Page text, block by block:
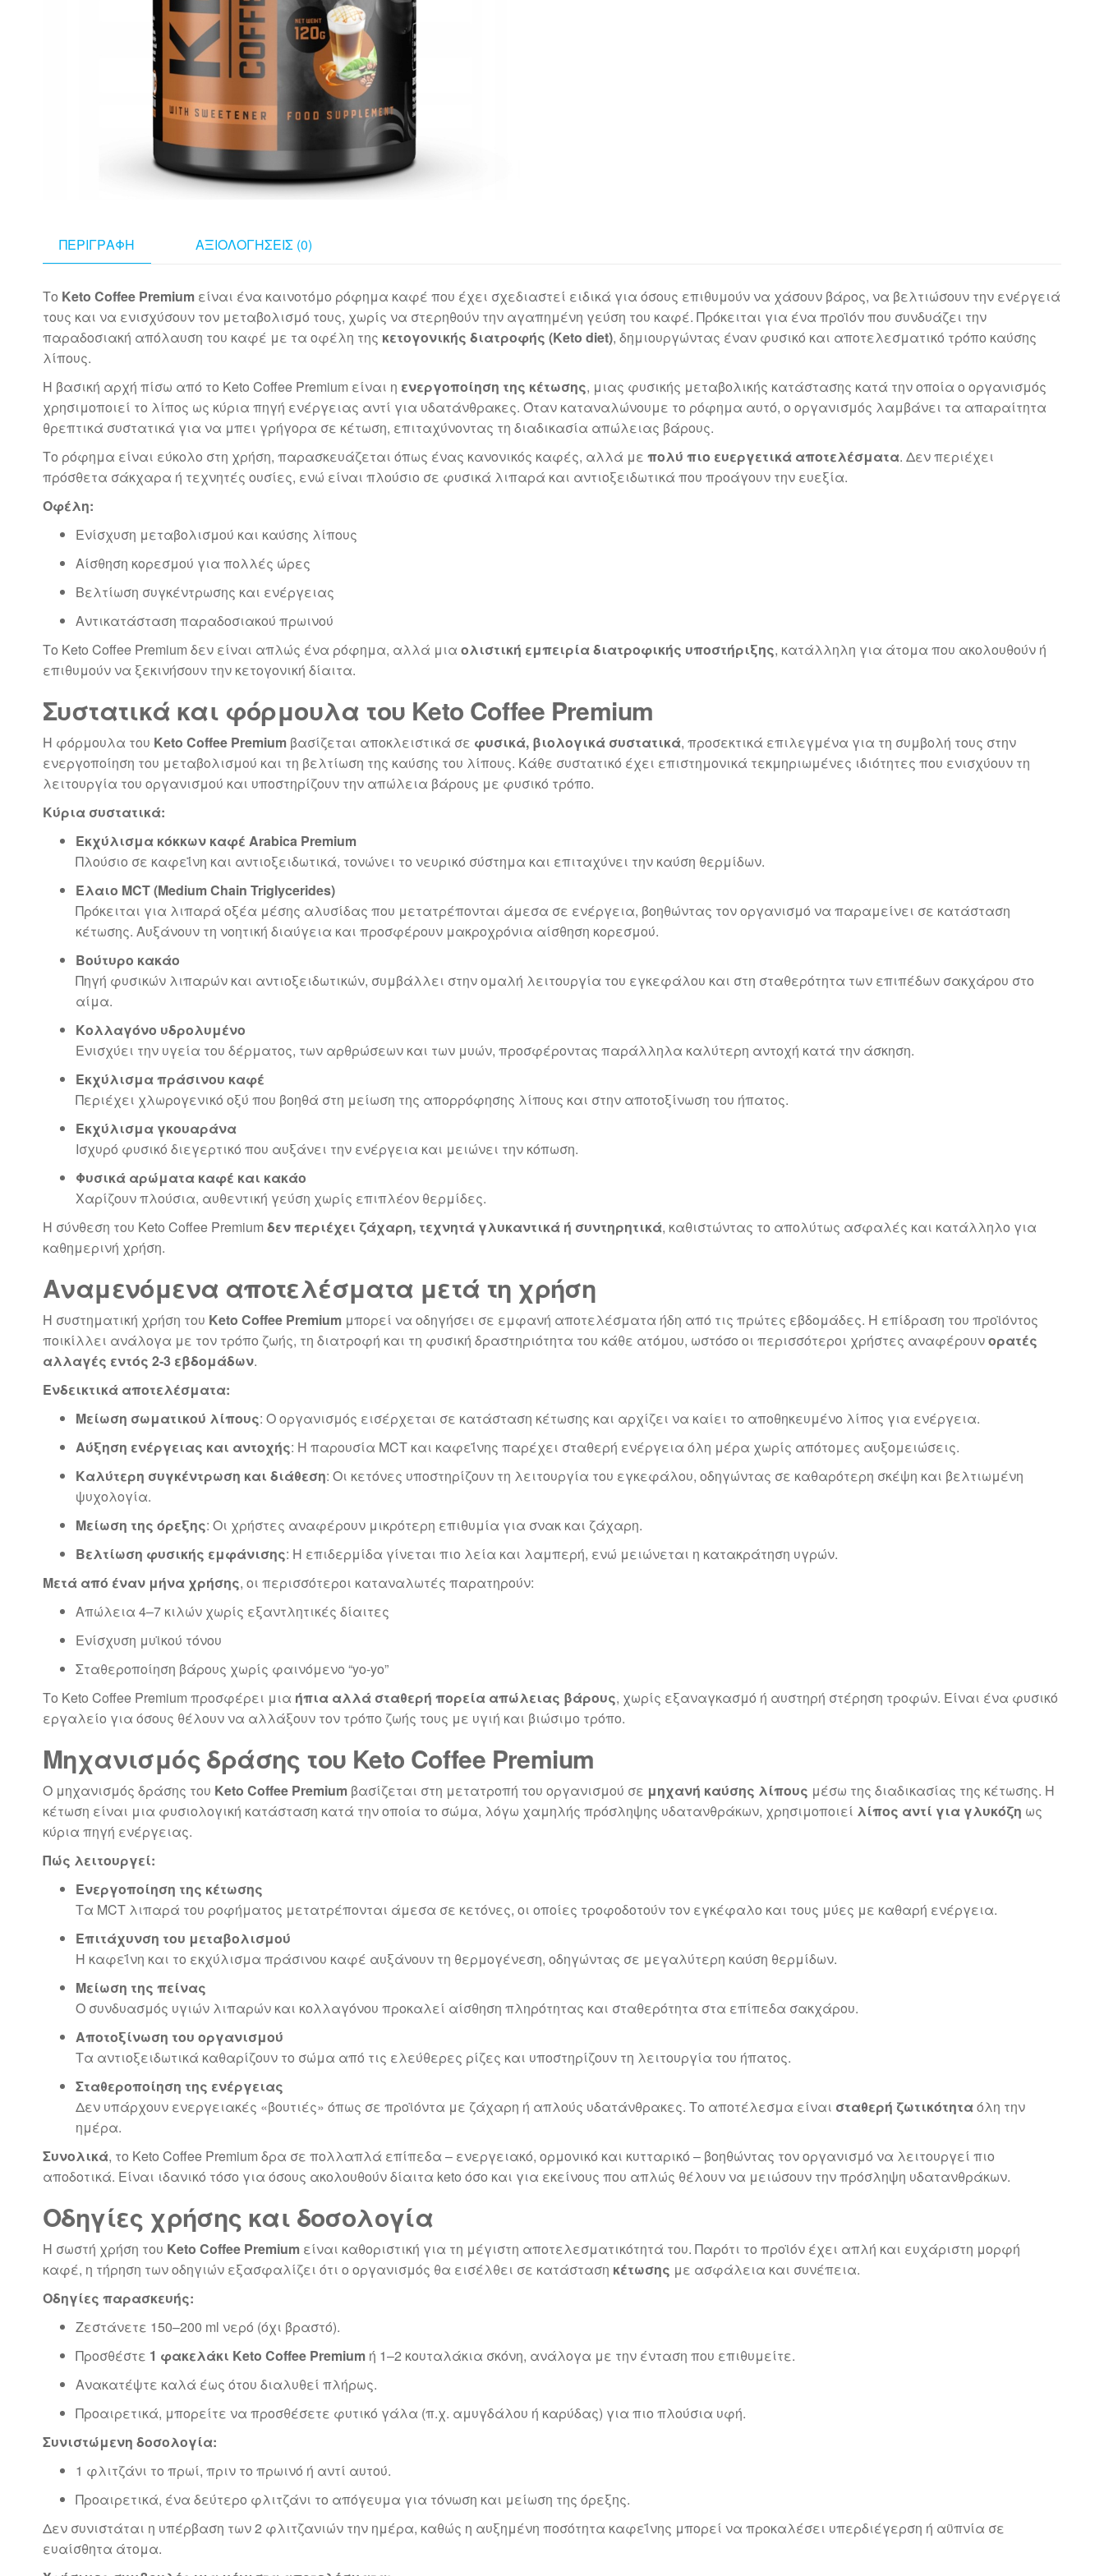
ΠΕΡΙΓΡΑΦΉ ΑΞΙΟΛΟΓΉΣΕΙΣ (0)
Το Keto Coffee Premium είναι ένα καινοτόμο ρόφημα καφέ που έχει σχεδιαστεί ειδικά για όσους επιθυμούν να χάσουν βάρος, να βελτιώσουν την ενέργειά
τους και να ενισχύσουν τον μεταβολισμό τους, χωρίς να στερηθούν την αγαπημένη γεύση του καφέ. Πρόκειται για ένα προϊόν που συνδυάζει την
παραδοσιακή απόλαυση του καφέ με τα οφέλη της κετογονικής διατροφής (Keto diet), δημιουργώντας έναν φυσικό και αποτελεσματικό τρόπο καύσης
λίπους.
Η βασική αρχή πίσω από το Keto Coffee Premium είναι η ενεργοποίηση της κέτωσης, μιας φυσικής μεταβολικής κατάστασης κατά την οποία ο οργανισμός
χρησιμοποιεί το λίπος ως κύρια πηγή ενέργειας αντί για υδατάνθρακες. Όταν καταναλώνουμε το ρόφημα αυτό, ο οργανισμός λαμβάνει τα απαραίτητα
θρεπτικά συστατικά για να μπει γρήγορα σε κέτωση, επιταχύνοντας τη διαδικασία απώλειας βάρους.
Το ρόφημα είναι εύκολο στη χρήση, παρασκευάζεται όπως ένας κανονικός καφές, αλλά με πολύ πιο ευεργετικά αποτελέσματα. Δεν περιέχει
πρόσθετα σάκχαρα ή τεχνητές ουσίες, ενώ είναι πλούσιο σε φυσικά λιπαρά και αντιοξειδωτικά που προάγουν την ευεξία.
Οφέλη:
Ενίσχυση μεταβολισμού και καύσης λίπους
Αίσθηση κορεσμού για πολλές ώρες
Βελτίωση συγκέντρωσης και ενέργειας
Αντικατάσταση παραδοσιακού πρωινού
Το Keto Coffee Premium δεν είναι απλώς ένα ρόφημα, αλλά μια ολιστική εμπειρία διατροφικής υποστήριξης, κατάλληλη για άτομα που ακολουθούν ή
επιθυμούν να ξεκινήσουν την κετογονική δίαιτα.
Συστατικά και φόρμουλα του Keto Coffee Premium
Η φόρμουλα του Keto Coffee Premium βασίζεται αποκλειστικά σε φυσικά, βιολογικά συστατικά, προσεκτικά επιλεγμένα για τη συμβολή τους στην
ενεργοποίηση του μεταβολισμού και τη βελτίωση της καύσης του λίπους. Κάθε συστατικό έχει επιστημονικά τεκμηριωμένες ιδιότητες που ενισχύουν τη
λειτουργία του οργανισμού και υποστηρίζουν την απώλεια βάρους με φυσικό τρόπο.
Κύρια συστατικά:
Εκχύλισμα κόκκων καφέ Arabica Premium
Πλούσιο σε καφεΐνη και αντιοξειδωτικά, τονώνει το νευρικό σύστημα και επιταχύνει την καύση θερμίδων.
Έλαιο MCT (Medium Chain Triglycerides)
Πρόκειται για λιπαρά οξέα μέσης αλυσίδας που μετατρέπονται άμεσα σε ενέργεια, βοηθώντας τον οργανισμό να παραμείνει σε κατάσταση
κέτωσης. Αυξάνουν τη νοητική διαύγεια και προσφέρουν μακροχρόνια αίσθηση κορεσμού.
Βούτυρο κακάο
Πηγή φυσικών λιπαρών και αντιοξειδωτικών, συμβάλλει στην ομαλή λειτουργία του εγκεφάλου και στη σταθερότητα των επιπέδων σακχάρου στο
αίμα.
Κολλαγόνο υδρολυμένο
Ενισχύει την υγεία του δέρματος, των αρθρώσεων και των μυών, προσφέροντας παράλληλα καλύτερη αντοχή κατά την άσκηση.
Εκχύλισμα πράσινου καφέ
Περιέχει χλωρογενικό οξύ που βοηθά στη μείωση της απορρόφησης λίπους και στην αποτοξίνωση του ήπατος.
Εκχύλισμα γκουαράνα
Ισχυρό φυσικό διεγερτικό που αυξάνει την ενέργεια και μειώνει την κόπωση.
Φυσικά αρώματα καφέ και κακάο
Χαρίζουν πλούσια, αυθεντική γεύση χωρίς επιπλέον θερμίδες.
Η σύνθεση του Keto Coffee Premium δεν περιέχει ζάχαρη, τεχνητά γλυκαντικά ή συντηρητικά, καθιστώντας το απολύτως ασφαλές και κατάλληλο για
καθημερινή χρήση.
Αναμενόμενα αποτελέσματα μετά τη χρήση
Η συστηματική χρήση του Keto Coffee Premium μπορεί να οδηγήσει σε εμφανή αποτελέσματα ήδη από τις πρώτες εβδομάδες. Η επίδραση του προϊόντος
ποικίλλει ανάλογα με τον τρόπο ζωής, τη διατροφή και τη φυσική δραστηριότητα του κάθε ατόμου, ωστόσο οι περισσότεροι χρήστες αναφέρουνορατές
αλλαγές εντός 2-3 εβδομάδων.
Ενδεικτικά αποτελέσματα:
Μείωση σωματικού λίπους: Ο οργανισμός εισέρχεται σε κατάσταση κέτωσης και αρχίζει να καίει το αποθηκευμένο λίπος για ενέργεια.
Αύξηση ενέργειας και αντοχής: Η παρουσία MCT και καφεΐνης παρέχει σταθερή ενέργεια όλη μέρα χωρίς απότομες αυξομειώσεις.
Καλύτερη συγκέντρωση και διάθεση: Οι κετόνες υποστηρίζουν τη λειτουργία του εγκεφάλου, οδηγώντας σε καθαρότερη σκέψη και βελτιωμένη
ψυχολογία.
Μείωση της όρεξης: Οι χρήστες αναφέρουν μικρότερη επιθυμία για σνακ και ζάχαρη.
Βελτίωση φυσικής εμφάνισης: Η επιδερμίδα γίνεται πιο λεία και λαμπερή, ενώ μειώνεται η κατακράτηση υγρών.
Μετά από έναν μήνα χρήσης, οι περισσότεροι καταναλωτές παρατηρούν:
Απώλεια 4–7 κιλών χωρίς εξαντλητικές δίαιτες
Ενίσχυση μυϊκού τόνου
Σταθεροποίηση βάρους χωρίς φαινόμενο “yo-yo”
Το Keto Coffee Premium προσφέρει μια ήπια αλλά σταθερή πορεία απώλειας βάρους, χωρίς εξαναγκασμό ή αυστηρή στέρηση τροφών. Είναι ένα φυσικό
εργαλείο για όσους θέλουν να αλλάξουν τον τρόπο ζωής τους με υγιή και βιώσιμο τρόπο.
Μηχανισμός δράσης του Keto Coffee Premium
Ο μηχανισμός δράσης του Keto Coffee Premium βασίζεται στη μετατροπή του οργανισμού σε μηχανή καύσης λίπους μέσω της διαδικασίας της κέτωσης. Η
κέτωση είναι μια φυσιολογική κατάσταση κατά την οποία το σώμα, λόγω χαμηλής πρόσληψης υδατανθράκων, χρησιμοποιεί λίπος αντί για γλυκόζη ως
κύρια πηγή ενέργειας.
Πώς λειτουργεί:
Ενεργοποίηση της κέτωσης
Τα MCT λιπαρά του ροφήματος μετατρέπονται άμεσα σε κετόνες, οι οποίες τροφοδοτούν τον εγκέφαλο και τους μύες με καθαρή ενέργεια.
Επιτάχυνση του μεταβολισμού
Η καφεΐνη και το εκχύλισμα πράσινου καφέ αυξάνουν τη θερμογένεση, οδηγώντας σε μεγαλύτερη καύση θερμίδων.
Μείωση της πείνας
Ο συνδυασμός υγιών λιπαρών και κολλαγόνου προκαλεί αίσθηση πληρότητας και σταθερότητα στα επίπεδα σακχάρου.
Αποτοξίνωση του οργανισμού
Τα αντιοξειδωτικά καθαρίζουν το σώμα από τις ελεύθερες ρίζες και υποστηρίζουν τη λειτουργία του ήπατος.
Σταθεροποίηση της ενέργειας
Δεν υπάρχουν ενεργειακές «βουτιές» όπως σε προϊόντα με ζάχαρη ή απλούς υδατάνθρακες. Το αποτέλεσμα είναι σταθερή ζωτικότηταόλη την
ημέρα.
Συνολικά, το Keto Coffee Premium δρα σε πολλαπλά επίπεδα – ενεργειακό, ορμονικό και κυτταρικό – βοηθώντας τον οργανισμό να λειτουργεί πιο
αποδοτικά. Είναι ιδανικό τόσο για όσους ακολουθούν δίαιτα keto όσο και για εκείνους που απλώς θέλουν να μειώσουν την πρόσληψη υδατανθράκων.
Οδηγίες χρήσης και δοσολογία
Η σωστή χρήση του Keto Coffee Premium είναι καθοριστική για τη μέγιστη αποτελεσματικότητά του. Παρότι το προϊόν έχει απλή και ευχάριστη μορφή
καφέ, η τήρηση των οδηγιών εξασφαλίζει ότι ο οργανισμός θα εισέλθει σε κατάσταση κέτωσης με ασφάλεια και συνέπεια.
Οδηγίες παρασκευής:
Ζεστάνετε 150–200 ml νερό (όχι βραστό).
Προσθέστε 1 φακελάκι Keto Coffee Premium ή 1–2 κουταλάκια σκόνη, ανάλογα με την ένταση που επιθυμείτε.
Ανακατέψτε καλά έως ότου διαλυθεί πλήρως.
Προαιρετικά, μπορείτε να προσθέσετε φυτικό γάλα (π.χ. αμυγδάλου ή καρύδας) για πιο πλούσια υφή.
Συνιστώμενη δοσολογία:
1 φλιτζάνι το πρωί, πριν το πρωινό ή αντί αυτού.
Προαιρετικά, ένα δεύτερο φλιτζάνι το απόγευμα για τόνωση και μείωση της όρεξης.
Δεν συνιστάται η υπέρβαση των 2 φλιτζανιών την ημέρα, καθώς η αυξημένη ποσότητα καφεΐνης μπορεί να προκαλέσει υπερδιέγερση ή αϋπνία σε
ευαίσθητα άτομα.